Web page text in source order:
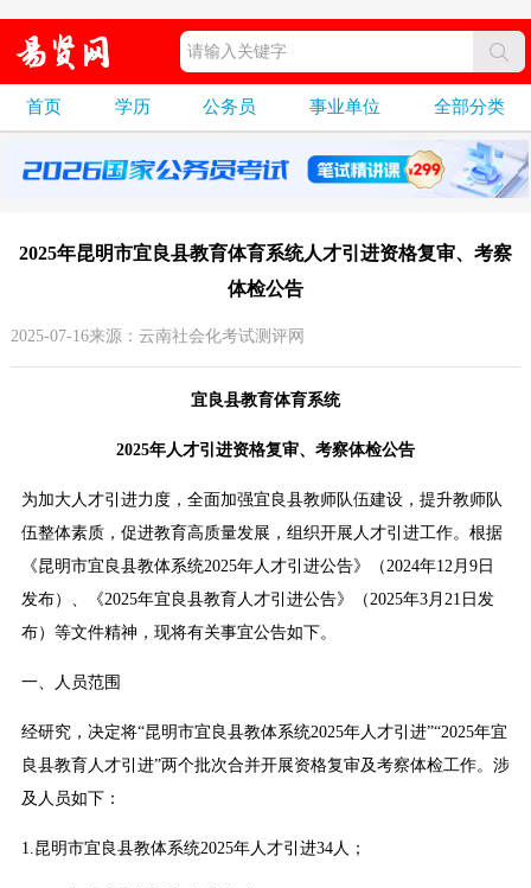
首页 学历 公务员 事业单位 全部分类
2025年昆明市宜良县教育体育系统人才引进资格复审、考察
体检公告
2025-07-16来源：云南社会化考试测评网
宜良县教育体育系统
2025年人才引进资格复审、考察体检公告
为加大人才引进力度，全面加强宜良县教师队伍建设，提升教师队
伍整体素质，促进教育高质量发展，组织开展人才引进工作。根据
《昆明市宜良县教体系统2025年人才引进公告》（2024年12月9日
发布）、《2025年宜良县教育人才引进公告》（2025年3月21日发
布）等文件精神，现将有关事宜公告如下。
一、人员范围
经研究，决定将“昆明市宜良县教体系统2025年人才引进”“2025年宜
良县教育人才引进”两个批次合并开展资格复审及考察体检工作。涉
及人员如下：
1.昆明市宜良县教体系统2025年人才引进34人；